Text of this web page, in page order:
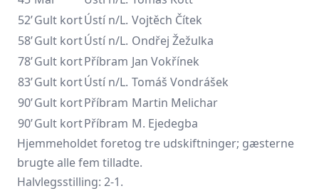
52’Gult kortÚstí n/L. Vojtěch Čítek
58’Gult kortÚstí n/L. Ondřej Žežulka
78’Gult kortPříbram Jan Vokřínek
83’Gult kortÚstí n/L. Tomáš Vondrášek
90’Gult kortPříbram Martin Melichar
90’Gult kortPříbram M. Ejedegba
Hjemmeholdet foretog tre udskiftninger; gæsterne
brugte alle fem tilladte.
Halvlegsstilling: 2-1.